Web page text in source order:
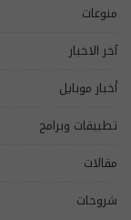
منوعات
آخر الاخبار
أخبار موبايل
تطبيقات وبرامج
مقالات
شروحات